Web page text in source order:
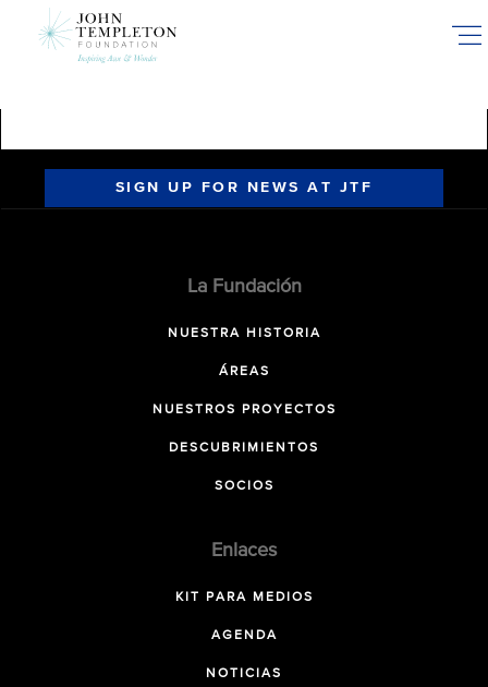
SIGN UP FOR NEWS AT JTF
La Fundación
NUESTRA HISTORIA
ÁREAS
NUESTROS PROYECTOS
DESCUBRIMIENTOS
SOCIOS
Enlaces
KIT PARA MEDIOS
AGENDA
NOTICIAS